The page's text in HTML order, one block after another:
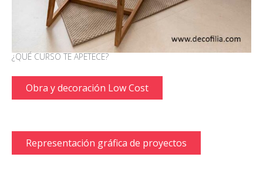
¿QUÉ CURSO TE APETECE?
Obra y decoración Low Cost
Representación gráfica de proyectos